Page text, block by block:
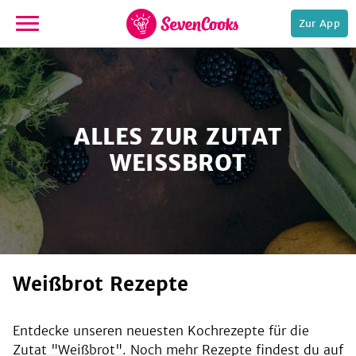
zur
Startseite
Zur App
ALLES ZUR ZUTAT
WEISSBROT
Weißbrot Rezepte
Entdecke unseren neuesten Kochrezepte für die
Zutat "Weißbrot". Noch mehr Rezepte findest du auf